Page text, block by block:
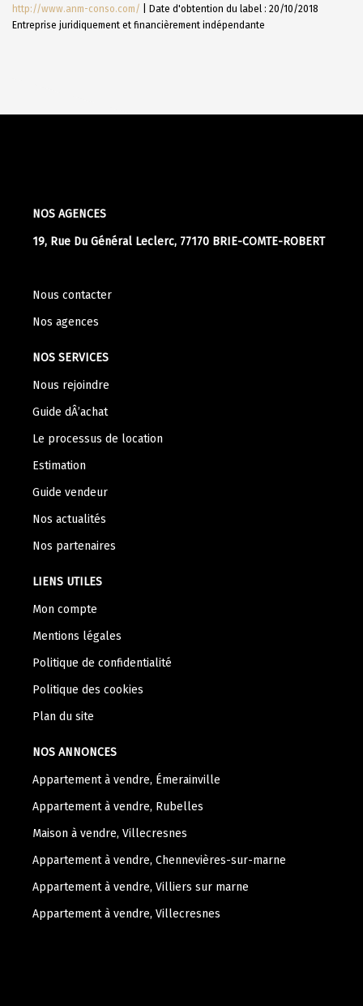
http://www.anm-conso.com/ | Date d'obtention du label : 20/10/2018
Entreprise juridiquement et financièrement indépendante
NOS AGENCES
19, Rue Du Général Leclerc, 77170 BRIE-COMTE-ROBERT
Nous contacter
Nos agences
NOS SERVICES
Nous rejoindre
Guide dÂ’achat
Le processus de location
Estimation
Guide vendeur
Nos actualités
Nos partenaires
LIENS UTILES
Mon compte
Mentions légales
Politique de confidentialité
Politique des cookies
Plan du site
NOS ANNONCES
Appartement à vendre, Émerainville
Appartement à vendre, Rubelles
Maison à vendre, Villecresnes
Appartement à vendre, Chennevières-sur-marne
Appartement à vendre, Villiers sur marne
Appartement à vendre, Villecresnes